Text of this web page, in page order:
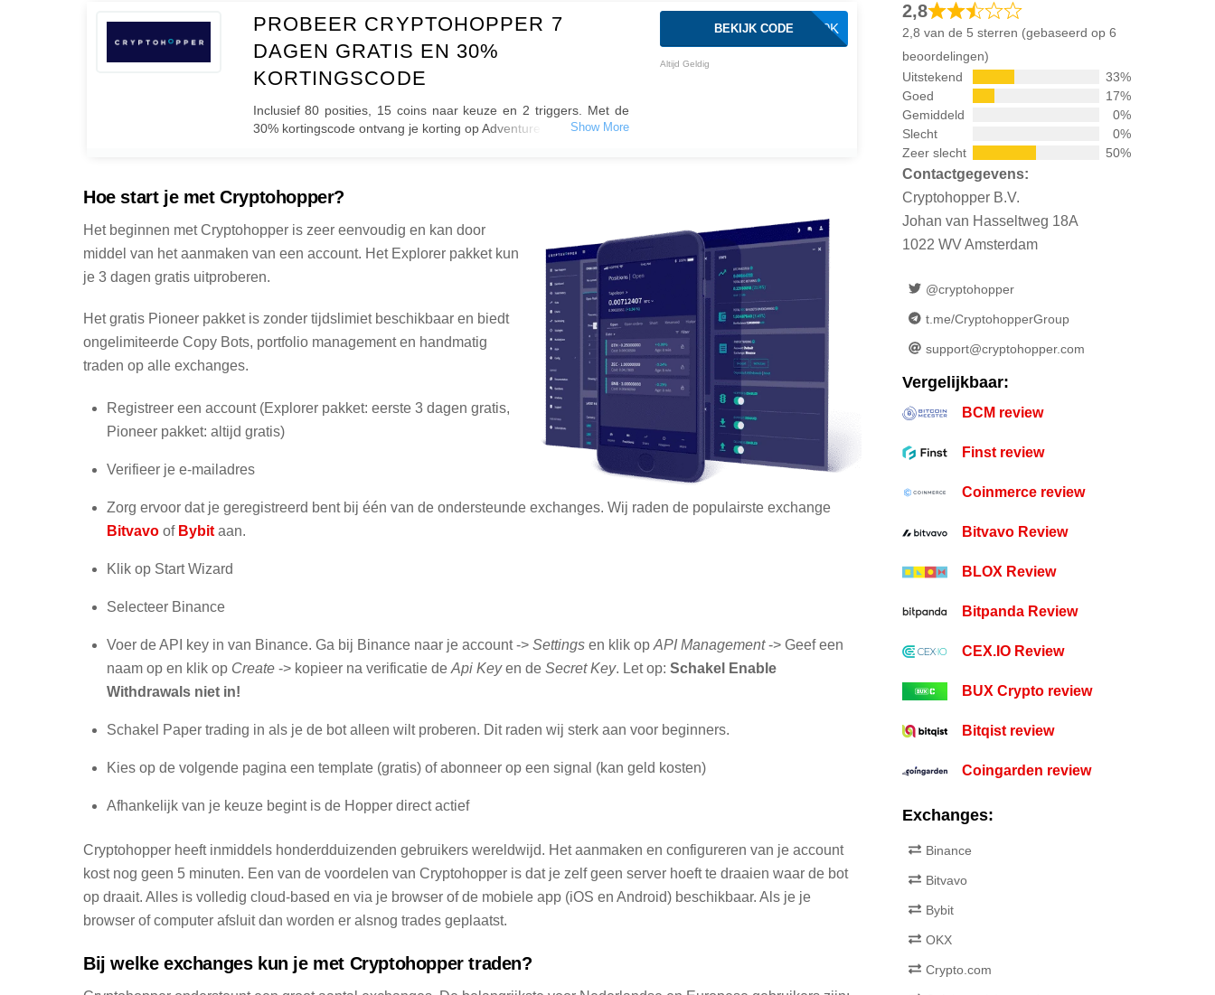
PROBEER CRYPTOHOPPER 7
DAGEN GRATIS EN 30%
KORTINGSCODE
Inclusief 80 posities, 15 coins naar keuze en 2 triggers. Met de
30% kortingscode ontvang je korting op Adventure en Hero subs.
CH300K
BEKIJK CODE
Altijd Geldig
Hoe start je met Cryptohopper?
Het beginnen met Cryptohopper is zeer eenvoudig en kan door
middel van het aanmaken van een account. Het Explorer pakket kun
je 3 dagen gratis uitproberen.
Het gratis Pioneer pakket is zonder tijdslimiet beschikbaar en biedt
ongelimiteerde Copy Bots, portfolio management en handmatig
traden op alle exchanges.
Registreer een account (Explorer pakket: eerste 3 dagen gratis,
Pioneer pakket: altijd gratis)
Verifieer je e-mailadres
Zorg ervoor dat je geregistreerd bent bij één van de ondersteunde exchanges. Wij raden de populairste exchange
Bitvavoof Bybitaan.
Klik op Start Wizard
Selecteer Binance
Voer de API key in van Binance. Ga bij Binance naar je account -> Settingsen klik op API Management-> Geef een
naam op en klik op Create-> kopieer na verificatie de Api Keyen de Secret Key. Let op: Schakel Enable
Withdrawals niet in!
Schakel Paper trading in als je de bot alleen wilt proberen. Dit raden wij sterk aan voor beginners.
Kies op de volgende pagina een template (gratis) of abonneer op een signal (kan geld kosten)
Afhankelijk van je keuze begint is de Hopper direct actief
Cryptohopper heeft inmiddels honderdduizenden gebruikers wereldwijd. Het aanmaken en configureren van je account
kost nog geen 5 minuten. Een van de voordelen van Cryptohopper is dat je zelf geen server hoeft te draaien waar de bot
op draait. Alles is volledig cloud-based en via je browser of de mobiele app (iOS en Android) beschikbaar. Als je je
browser of computer afsluit dan worden er alsnog trades geplaatst.
Bij welke exchanges kun je met Cryptohopper traden?
2,8
2,8 van de 5 sterren (gebaseerd op 6
beoordelingen)
Uitstekend
33%
Goed
17%
Gemiddeld
0%
Slecht
0%
Zeer slecht
50%
Contactgegevens:
Cryptohopper B.V.
Johan van Hasseltweg 18A
1022 WV Amsterdam
@cryptohopper
t.me/CryptohopperGroup
support@cryptohopper.com
Vergelijkbaar:
BCM review
Finst review
Coinmerce review
Bitvavo Review
BLOX Review
Bitpanda Review
CEX.IO Review
BUX Crypto review
Bitqist review
Coingarden review
Exchanges:
Binance
Bitvavo
Bybit
OKX
Crypto.com